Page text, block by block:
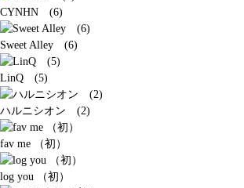
CYNHN (6)
Sweet Alley (6)
LinQ (5)
ハルニシオン (2)
fav me （初）
log you （初）